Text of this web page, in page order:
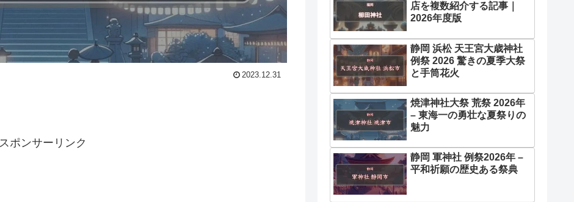
2023.12.31
スポンサーリンク
店を複数紹介する記事｜
2026年度版
静岡 浜松 天王宮大歳神社
例祭 2026 驚きの夏季大祭
と手筒花火
焼津神社大祭 荒祭 2026年
– 東海一の勇壮な夏祭りの
魅力
静岡 軍神社 例祭2026年 –
平和祈願の歴史ある祭典